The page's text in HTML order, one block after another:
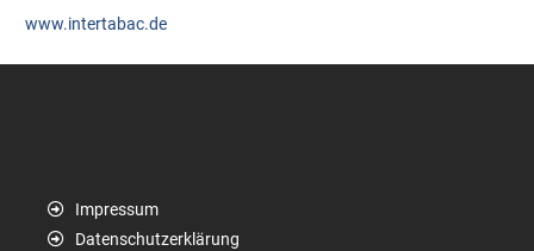
www.intertabac.de
Impressum
Datenschutzerklärung